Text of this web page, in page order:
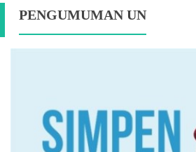
PENGUMUMAN UN